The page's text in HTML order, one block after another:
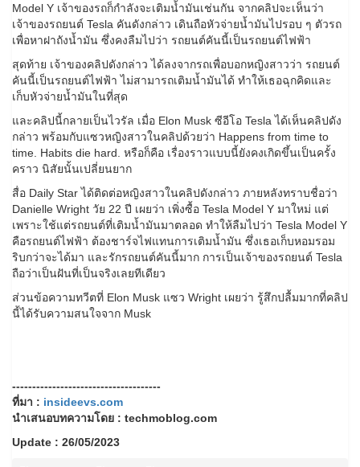
Model Y เจ้าของรถก็กำลังจะเติมน้ำมันเช่นกัน จากคลิปจะเห็นว่า
เจ้าของรถยนต์ Tesla คันดังกล่าว เดินถือหัวจ่ายน้ำมันไปรอบ ๆ ตัวรถ
เพื่อหาฝาถังน้ำมัน ซึ่งคงลืมไปว่า รถยนต์คันนี้เป็นรถยนต์ไฟฟ้า
สุดท้าย เจ้าของคลิปดังกล่าว ได้ลงจากรถเพื่อบอกหญิงสาวว่า รถยนต์
คันนี้เป็นรถยนต์ไฟฟ้า ไม่สามารถเติมน้ำมันได้ ทำให้เธอฉุกคิดและ
เก็บหัวจ่ายน้ำมันในที่สุด
และคลิปนี้กลายเป็นไวรัล เมื่อ Elon Musk ซีอีโอ Tesla ได้เห็นคลิปดัง
กล่าว พร้อมกับแซวหญิงสาวในคลิปด้วยว่า Happens from time to
time. Habits die hard. หรือก็คือ เรื่องราวแบบนี้ยังคงเกิดขึ้นเป็นครั้ง
คราว นิสัยนั้นเปลี่ยนยาก
สื่อ Daily Star ได้ติดต่อหญิงสาวในคลิปดังกล่าว ภายหลังทราบชื่อว่า
Danielle Wright วัย 22 ปี เผยว่า เพิ่งซื้อ Tesla Model Y มาใหม่ แต่
เพราะใช้แต่รถยนต์ที่เติมน้ำมันมาตลอด ทำให้ลืมไปว่า Tesla Model Y
คือรถยนต์ไฟฟ้า ต้องชาร์จไฟแทนการเติมน้ำมัน ซึ่งเธอเก็บหอมรอม
ริบกว่าจะได้มา และรักรถยนต์คันนี้มาก การเป็นเจ้าของรถยนต์ Tesla
ถือว่าเป็นฝันที่เป็นจริงเลยทีเดียว
ส่วนข้อความทวีตที่ Elon Musk แซว Wright เผยว่า รู้สึกปลื้มมากที่คลิป
นี้ได้รับความสนใจจาก Musk
-------------------------------------
ที่มา : insideevs.com
นำเสนอบทความโดย : techmoblog.com
Update : 26/05/2023